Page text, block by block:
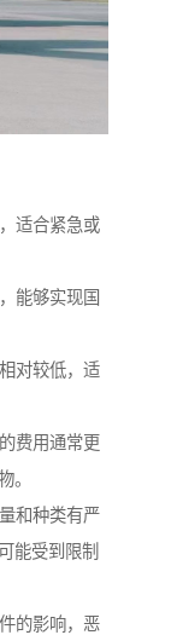
适合紧急或
能够实现国
对较低，适
费用通常更
。
和种类有严
能受到限制
的影响，恶